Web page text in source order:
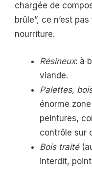
chargée de
brûle”, ce n’est
nourriture.
Résineux: à
viande.
Palettes,
énorme
peintures,
contrôle sur
Bois traité
interdit,